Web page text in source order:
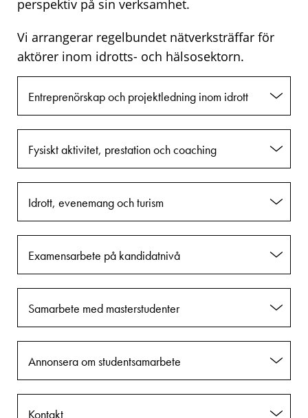
perspektiv på sin verksamhet.
Vi arrangerar regelbundet nätverksträffar för
aktörer inom idrotts- och hälsosektorn.
Entreprenörskap och projektledning inom idrott
Fysiskt aktivitet, prestation och coaching
Idrott, evenemang och turism
Examensarbete på kandidatnivå
Samarbete med masterstudenter
Annonsera om studentsamarbete
Kontakt